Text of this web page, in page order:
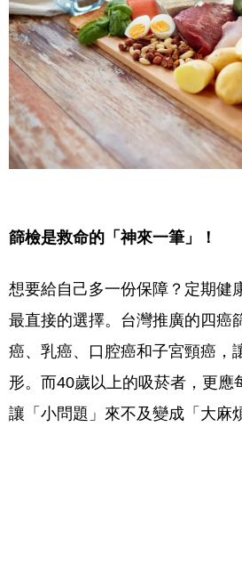
篩檢是救命的「神來一筆」！
想要給自己多一份保障？定期健
最直接的選擇。台灣推廣的四癌
癌、乳癌、口腔癌和子宮頸癌，
形。而40歲以上的吸菸者，更應
讓「小問題」來不及變成「大麻